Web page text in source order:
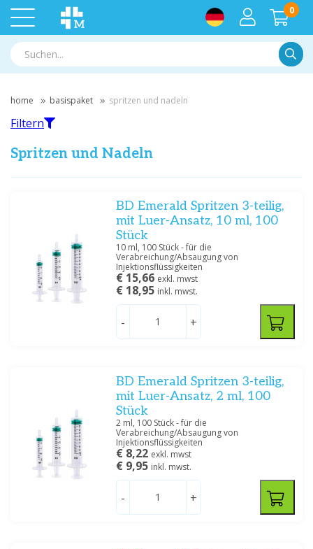
0
home basispaket spritzen und nadeln
Nach Marke filtern
BD(5)
Terumo
(8)
19 MM(1)
23 MM (1)
25 MM (2)
28 MM
(1)
Filtern
Spritzen und Nadeln
BD Emerald Spritzen 3-teilig,
mit Luer-Ansatz, 10 ml, 100
Stück
10 ml, 100 Stück - für die
Verabreichung/Absaugung von
Injektionsflüssigkeiten
€ 15,66 exkl. mwst
€ 18,95 inkl. mwst.
- +
BD Emerald Spritzen 3-teilig,
mit Luer-Ansatz, 2 ml, 100
Stück
2 ml, 100 Stück - für die
Verabreichung/Absaugung von
Injektionsflüssigkeiten
€ 8,22 exkl. mwst
€ 9,95 inkl. mwst.
- +